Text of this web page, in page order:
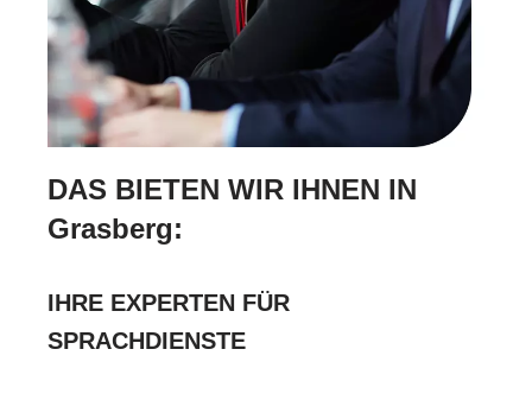
DAS BIETEN WIR IHNEN IN
Grasberg:
IHRE EXPERTEN FÜR
SPRACHDIENSTE